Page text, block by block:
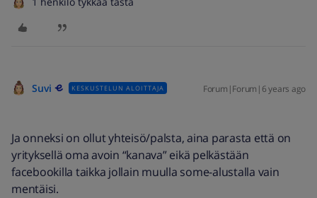
Suvi KESKUSTELUN ALOITTAJA Forum|Forum|6 years ago
Ja onneksi on ollut yhteisö/palsta, aina parasta että on
yrityksellä oma avoin “kanava” eikä pelkästään
facebookilla taikka jollain muulla some-alustalla vain
mentäisi.